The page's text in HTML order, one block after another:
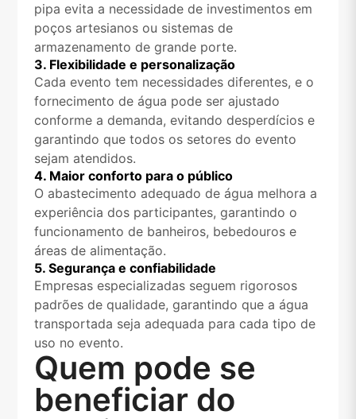
pipa evita a necessidade de investimentos em
poços artesianos ou sistemas de
armazenamento de grande porte.
3. Flexibilidade e personalização
Cada evento tem necessidades diferentes, e o
fornecimento de água pode ser ajustado
conforme a demanda, evitando desperdícios e
garantindo que todos os setores do evento
sejam atendidos.
4. Maior conforto para o público
O abastecimento adequado de água melhora a
experiência dos participantes, garantindo o
funcionamento de banheiros, bebedouros e
áreas de alimentação.
5. Segurança e confiabilidade
Empresas especializadas seguem rigorosos
padrões de qualidade, garantindo que a água
transportada seja adequada para cada tipo de
uso no evento.
Quem pode se
beneficiar do